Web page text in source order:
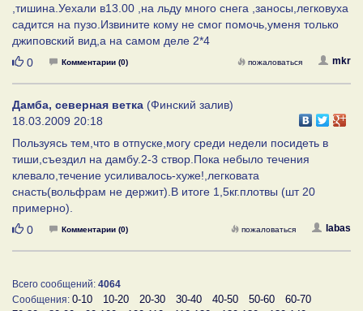
,тишина.Уехали в13.00 ,на льду много снега ,заносы,легковуха
садится на пузо.Извините кому не смог помочь,уменя только
джиповский вид,а на самом деле 2*4
Нравится
0 Комментарии (0) mkr
пожаловаться
Дамба, северная ветка (Финский залив)
18.03.2009 20:18
Пользуясь тем,что в отпуске,могу среди недели посидеть в
тиши,съездил на дамбу.2-3 створ.Пока небыло течения
клевало,течение усиливалось-хуже!,легковата
снасть(вольфрам не держит).В итоге 1,5кг.плотвы (шт 20
примерно).
Нравится
0 Комментарии (0) labas
пожаловаться
Всего сообщений: 4064
Сообщения: 0-10 10-20 20-30 30-40 40-50 50-60
60-70